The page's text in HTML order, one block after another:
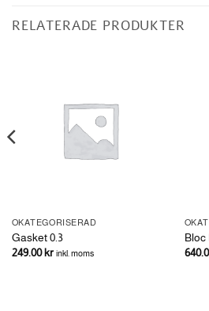
RELATERADE PRODUKTER
OKATEGORISERAD
Gasket 0.3
249.00kr inkl. moms
Bloc